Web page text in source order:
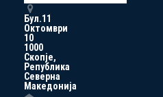
Бул.11
Октомври
10
1000
Скопје,
Република
Северна
Македонија